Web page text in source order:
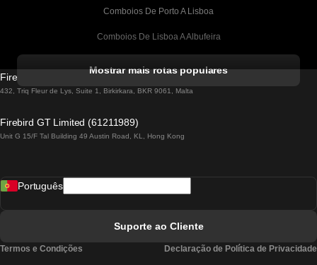
Comboios De Porto A Lisboa
Comboios De Lisboa A Albufeira
Comboios De Lisboa A Lagos
Comboios De Lisboa A Madrid
Mostrar mais rotas populares
Firebird GT Limited (OC 1451)
432, Triq Fleur de Lys, Suite 1, Birkirkara, BKR 9061, Malta
Firebird GT Limited (61211989)
Unit G 15/F Tal Building 49 Austin Road, KL, Hong Kong
Português
Suporte ao Cliente
Termos e Condições Declaração de Política de Privacidade